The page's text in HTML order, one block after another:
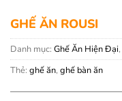
GHẾ ĂN ROUSI
Danh mục: Ghế Ăn Hiện Đại,
Thẻ: ghế ăn, ghế bàn ăn